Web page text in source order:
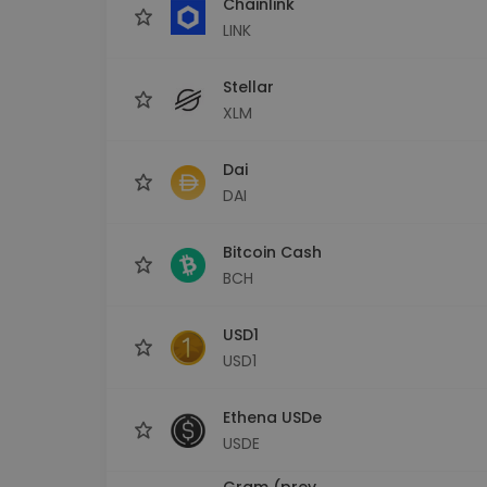
LINK
Stellar
XLM
Dai
DAI
Bitcoin Cash
BCH
USD1
USD1
Ethena USDe
USDE